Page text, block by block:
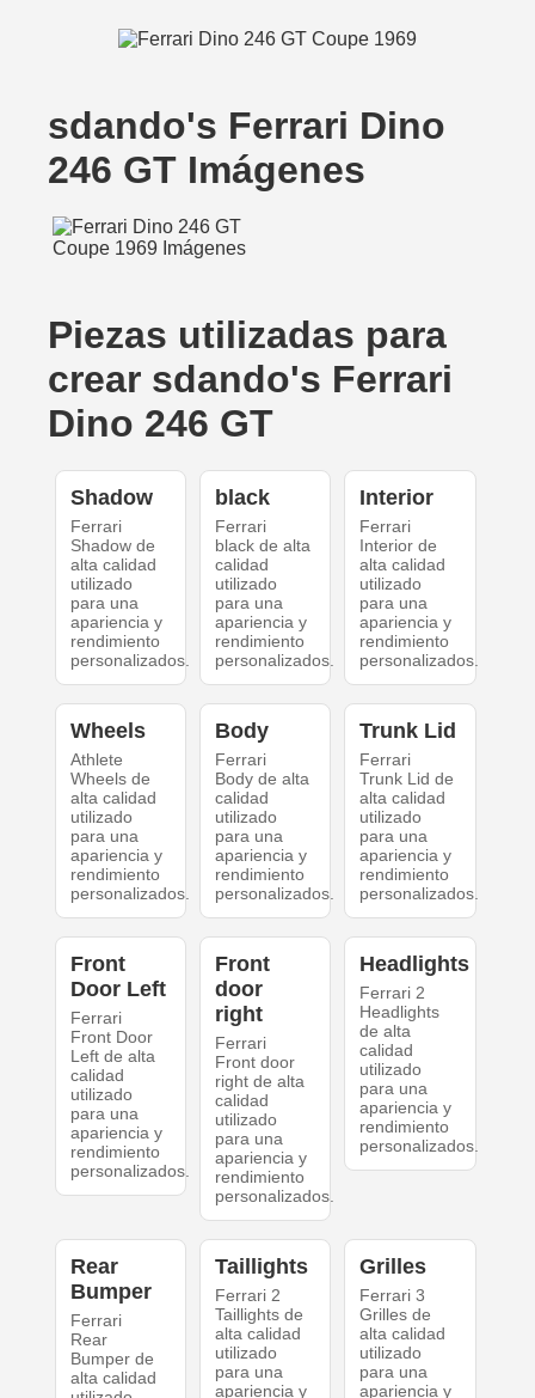
sdando's Ferrari Dino
246 GT Imágenes
Piezas utilizadas para
crear sdando's Ferrari
Dino 246 GT
Shadow
Ferrari
Shadow de
alta calidad
utilizado
para una
apariencia y
rendimiento
personalizados.
black
Ferrari
black de alta
calidad
utilizado
para una
apariencia y
rendimiento
personalizados.
Interior
Ferrari
Interior de
alta calidad
utilizado
para una
apariencia y
rendimiento
personalizados.
Wheels
Athlete
Wheels de
alta calidad
utilizado
para una
apariencia y
rendimiento
personalizados.
Body
Ferrari
Body de alta
calidad
utilizado
para una
apariencia y
rendimiento
personalizados.
Trunk Lid
Ferrari
Trunk Lid de
alta calidad
utilizado
para una
apariencia y
rendimiento
personalizados.
Front
Door Left
Ferrari
Front Door
Left de alta
calidad
utilizado
para una
apariencia y
rendimiento
personalizados.
Front
door
right
Ferrari
Front door
right de alta
calidad
utilizado
para una
apariencia y
rendimiento
personalizados.
Headlights
Ferrari 2
Headlights
de alta
calidad
utilizado
para una
apariencia y
rendimiento
personalizados.
Rear
Bumper
Ferrari
Rear
Bumper de
alta calidad
Taillights
Ferrari 2
Taillights de
alta calidad
utilizado
para una
apariencia y
Grilles
Ferrari 3
Grilles de
alta calidad
utilizado
para una
apariencia y